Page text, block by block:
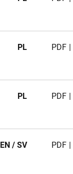
PL PDF
PL PDF
EN / SV PDF